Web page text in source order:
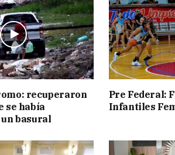
recuperaron
se había
basural
Pre Federal:
Infantiles